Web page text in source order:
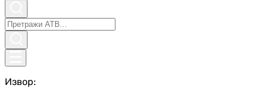
Извор: